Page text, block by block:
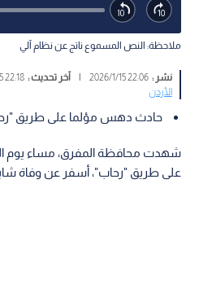
ملاحظة: النص المسموع ناتج عن نظام آلي
نشر :22:06 2026/1/15
| آخر تحديث :22:18 2026/1/15
الأردن
حادث دهس مؤلما على طريق
شهدت محافظة المفرق، مساء يوم
على طريق "رحاب"، أسفر عن وفاة